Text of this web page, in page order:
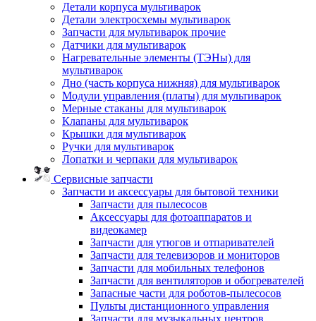
Детали корпуса мультиварок
Детали электросхемы мультиварок
Запчасти для мультиварок прочие
Датчики для мультиварок
Нагревательные элементы (ТЭНы) для
мультиварок
Дно (часть корпуса нижняя) для мультиварок
Модули управления (платы) для мультиварок
Мерные стаканы для мультиварок
Клапаны для мультиварок
Крышки для мультиварок
Ручки для мультиварок
Лопатки и черпаки для мультиварок
Сервисные запчасти
Запчасти и аксессуары для бытовой техники
Запчасти для пылесосов
Аксессуары для фотоаппаратов и
видеокамер
Запчасти для утюгов и отпаривателей
Запчасти для телевизоров и мониторов
Запчасти для мобильных телефонов
Запчасти для вентиляторов и обогревателей
Запасные части для роботов-пылесосов
Пульты дистанционного управления
Запчасти для музыкальных центров